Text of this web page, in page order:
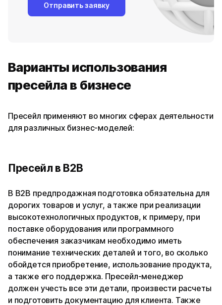
Отправить заявку
Варианты использования
пресейла в бизнесе
Пресейл применяют во многих сферах деятельности
для различных бизнес-моделей:
Пресейл в B2B
В B2B предпродажная подготовка обязательна для
дорогих товаров и услуг, а также при реализации
высокотехнологичных продуктов, к примеру, при
поставке оборудования или программного
обеспечения заказчикам необходимо иметь
понимание технических деталей и того, во сколько
обойдется приобретение, использование продукта,
а также его поддержка. Пресейл-менеджер
должен учесть все эти детали, произвести расчеты
и подготовить документацию для клиента. Также